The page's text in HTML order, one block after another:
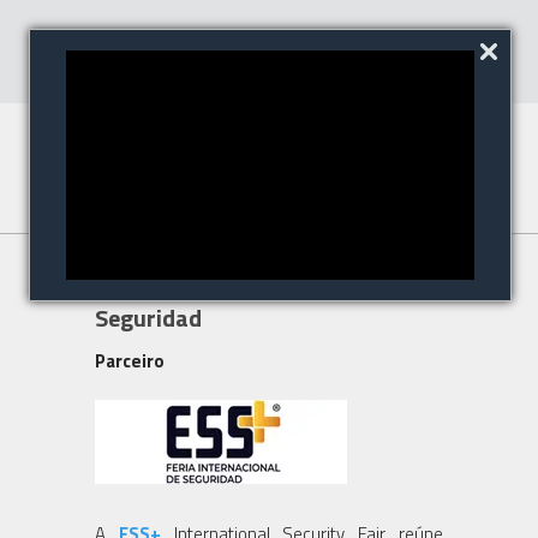
| Feira Internacional de
Seguridad
Parceiro